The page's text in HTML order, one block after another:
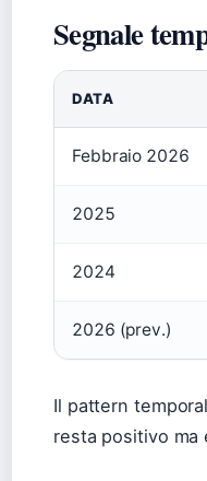
Segnale
DATA
Febbraio 2026
2025
2024
2026 (prev.)
Il pattern
resta positivo ma